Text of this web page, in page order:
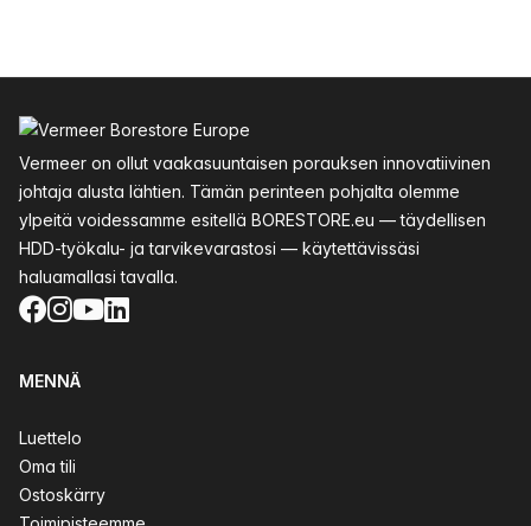
Vermeer on ollut vaakasuuntaisen porauksen innovatiivinen
johtaja alusta lähtien. Tämän perinteen pohjalta olemme
ylpeitä voidessamme esitellä BORESTORE.eu — täydellisen
HDD-työkalu- ja tarvikevarastosi — käytettävissäsi
haluamallasi tavalla.
Facebook
Instagram
YouTube
LinkedIn
MENNÄ
Luettelo
Oma tili
Ostoskärry